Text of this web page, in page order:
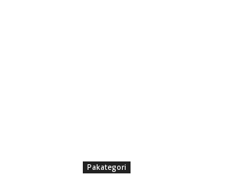
Pakategori